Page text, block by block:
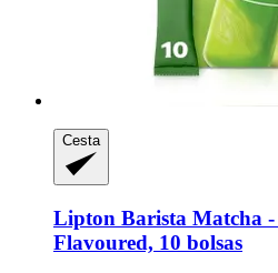
Cesta
Lipton Barista Matcha
Flavoured, 10 bolsas